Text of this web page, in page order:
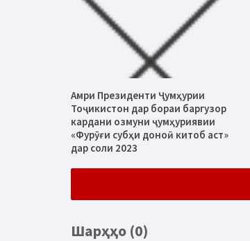
Амри Президенти Ҷумҳурии
Тоҷикистон дар бораи баргузор
кардани озмуни ҷумҳуриявии
«Фурӯғи субҳи доноӣ китоб аст»
дар соли 2023
Шарҳҳо (0)